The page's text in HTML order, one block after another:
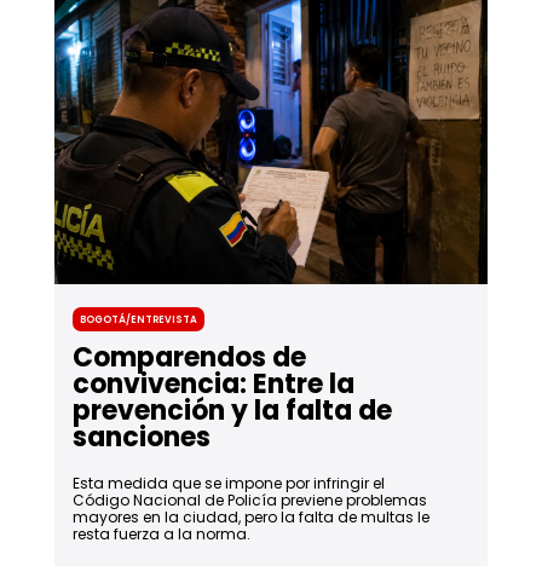
Bogotá/Entrevista
Comparendos de
convivencia: Entre la
prevención y la falta de
sanciones
Esta medida que se impone por infringir el
Código Nacional de Policía previene problemas
mayores en la ciudad, pero la falta de multas le
resta fuerza a la norma.